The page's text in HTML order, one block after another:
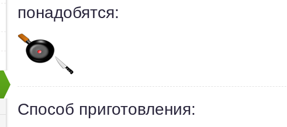
понадобятся:
Способ приготовления: